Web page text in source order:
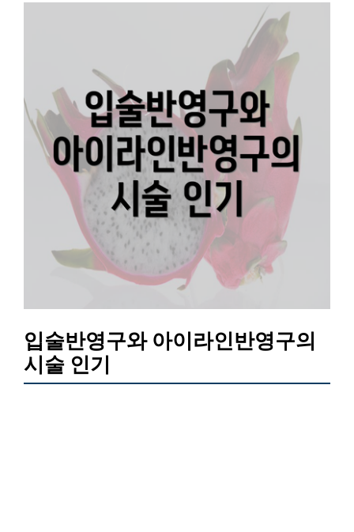
입술반영구와 아이라인반영구의
시술 인기